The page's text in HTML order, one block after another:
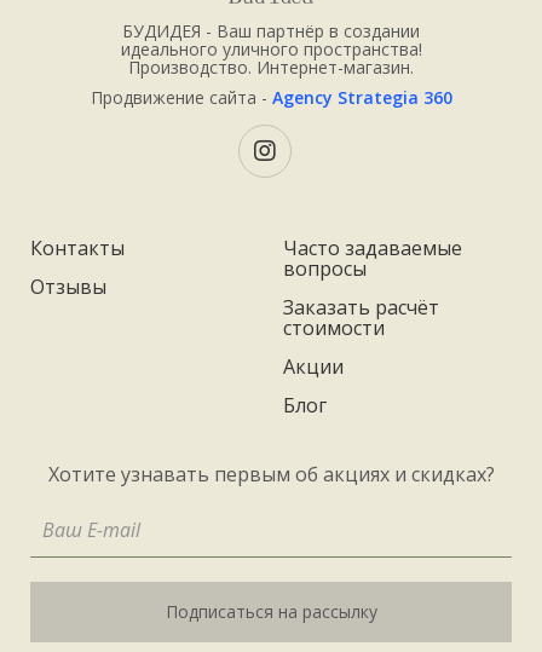
БУДИДЕЯ - Ваш партнёр в создании
идеального уличного пространства!
Производство. Интернет-магазин.
Продвижение сайта - Agency Strategia 360
Контакты
Отзывы
Часто задаваемые
вопросы
Заказать расчёт
стоимости
Акции
Блог
Хотите узнавать первым об акциях и скидках?
Подписаться на рассылку